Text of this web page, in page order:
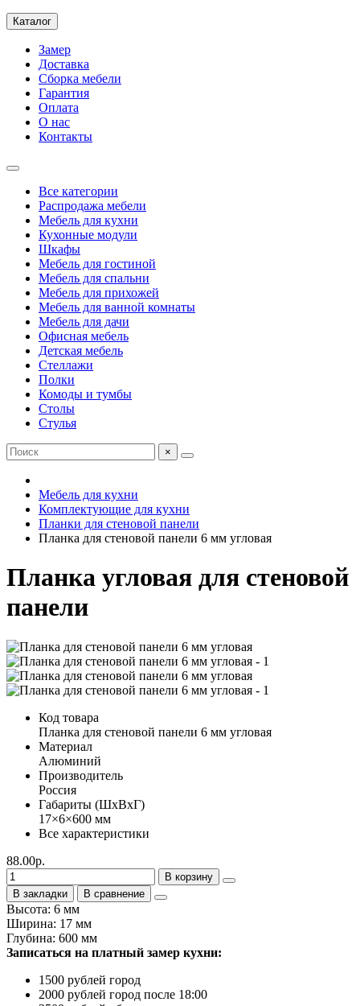
Каталог
Замер
Доставка
Сборка мебели
Гарантия
Оплата
О нас
Контакты
Все категории
Распродажа мебели
Мебель для кухни
Кухонные модули
Шкафы
Мебель для гостиной
Мебель для спальни
Мебель для прихожей
Мебель для ванной комнаты
Мебель для дачи
Офисная мебель
Детская мебель
Стеллажи
Полки
Комоды и тумбы
Столы
Стулья
×
Мебель для кухни
Комплектующие для кухни
Планки для стеновой панели
Планка для стеновой панели 6 мм угловая
Планка угловая для стеновой
панели
Код товара
Планка для стеновой панели 6 мм угловая
Материал
Алюминий
Производитель
Россия
Габариты (ШхВхГ)
17×6×600 мм
Все характеристики
88.00р.
В корзину
В закладки
В сравнение
Высота: 6 мм
Ширина: 17 мм
Глубина: 600 мм
Записаться на платный замер кухни:
1500 рублей город
2000 рублей город после 18:00